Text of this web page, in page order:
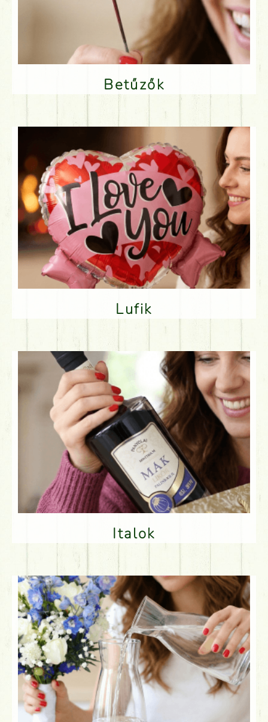
Betűzők
Lufik
Italok